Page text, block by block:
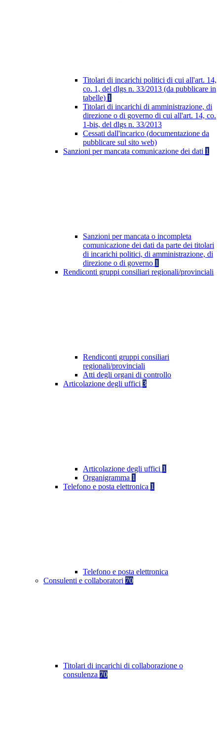
Titolari di incarichi politici di cui all'art. 14,
co. 1, del dlgs n. 33/2013 (da pubblicare in
tabelle) 1
Titolari di incarichi di amministrazione, di
direzione o di governo di cui all'art. 14, co.
1-bis, del dlgs n. 33/2013
Cessati dall'incarico (documentazione da
pubblicare sul sito web)
Sanzioni per mancata comunicazione dei dati 1
Sanzioni per mancata o incompleta
comunicazione dei dati da parte dei titolari
di incarichi politici, di amministrazione, di
direzione o di governo 1
Rendiconti gruppi consiliari regionali/provinciali
Rendiconti gruppi consiliari
regionali/provinciali
Atti degli organi di controllo
Articolazione degli uffici 3
Articolazione degli uffici 1
Organigramma 1
Telefono e posta elettronica 1
Telefono e posta elettronica
Consulenti e collaboratori 70
Titolari di incarichi di collaborazione o
consulenza 70